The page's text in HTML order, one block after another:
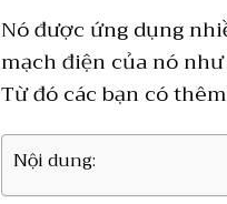
Nó được ứng dụng
mạch điện của nó
Từ đó các bạn có
Nội dung: